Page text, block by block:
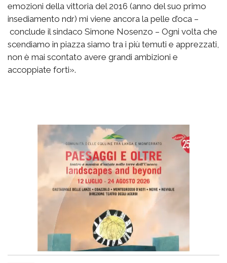
emozioni della vittoria del 2016 (anno del suo primo
insediamento ndr) mi viene ancora la pelle d’oca –
conclude il sindaco Simone Nosenzo – Ogni volta che
scendiamo in piazza siamo tra i più temuti e apprezzati,
non è mai scontato avere grandi ambizioni e
accoppiate forti».